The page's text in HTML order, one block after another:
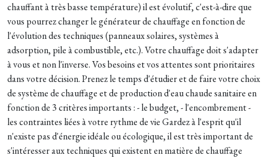
chauffant à très basse température) il est évolutif, c'est-à-dire que
vous pourrez changer le générateur de chauffage en fonction de
l'évolution des techniques (panneaux solaires, systèmes à
adsorption, pile à combustible, etc.). Votre chauffage doit s'adapter
à vous et non l'inverse. Vos besoins et vos attentes sont prioritaires
dans votre décision. Prenez le temps d'étudier et de faire votre choix
de système de chauffage et de production d'eau chaude sanitaire en
fonction de 3 critères importants : - le budget, - l'encombrement -
les contraintes liées à votre rythme de vie Gardez à l'esprit qu'il
n'existe pas d'énergie idéale ou écologique, il est très important de
s'intéresser aux techniques qui existent en matière de chauffage